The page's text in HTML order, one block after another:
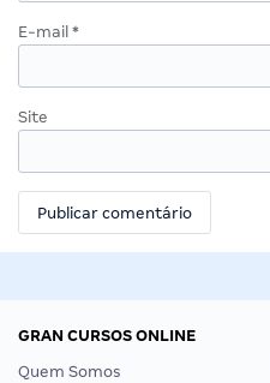
E-mail *
Site
GRAN CURSOS ONLINE
Quem Somos